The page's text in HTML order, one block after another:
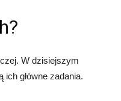
W dzisiejszym
główne zadania.